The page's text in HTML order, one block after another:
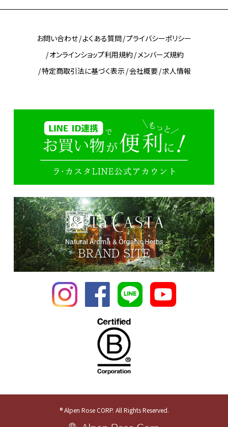
お問い合わせ よくある質問 プライバシーポリシー
オンラインショップ利用規約 メンバーズ規約
特定商取引法に基づく表示 会社概要 求人情報
® Alpen Rose CORP. All Rights Reserved.